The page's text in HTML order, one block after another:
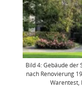
Bild 4: Gebäude der
nach Renovierung
Warentest,